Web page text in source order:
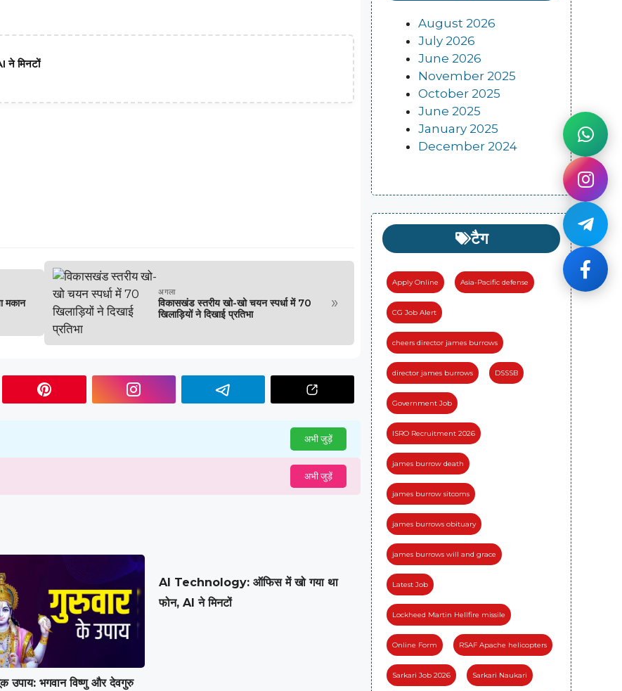
मिनटों
मकान
अगला
विकासखंड स्तरीय खो-खो चयन स्पर्धा में 70
खिलाड़ियों ने दिखाई प्रतिभा
»
अभी जुड़ें
अभी जुड़ें
उपाय: भगवान विष्णु और देवगुरु
AI Technology: ऑफिस में खो गया था
फोन, AI ने मिनटों
August 2026
July 2026
June 2026
November 2025
October 2025
June 2025
January 2025
December 2024
टैग
Apply Online Asia-Pacific defense
CG Job Alert
cheers director james burrows
director james burrows DSSSB
Government Job
ISRO Recruitment 2026
james burrow death
james burrow sitcoms
james burrows obituary
james burrows will and grace
Latest Job
Lockheed Martin Hellfire missile
Online Form RSAF Apache helicopters
Sarkari Job 2026 Sarkari Naukari